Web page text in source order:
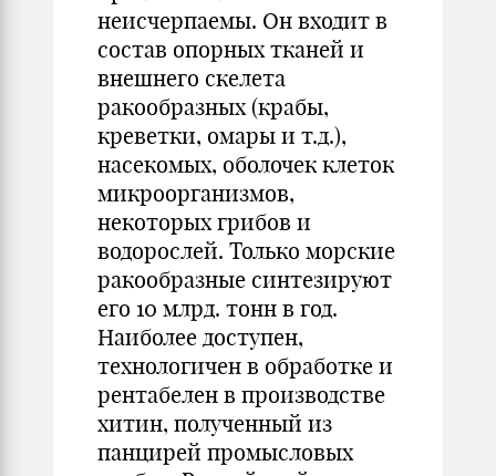
неисчерпаемы. Он входит в
состав опорных тканей и
внешнего скелета
ракообразных (крабы,
креветки, омары и т.д.),
насекомых, оболочек клеток
микроорганизмов,
некоторых грибов и
водорослей. Только морские
ракообразные синтезируют
его 10 млрд. тонн в год.
Наиболее доступен,
технологичен в обработке и
рентабелен в производстве
хитин, полученный из
панцирей промысловых